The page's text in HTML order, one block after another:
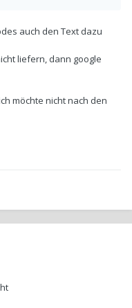
auch den Text dazu
liefern, dann google
möchte nicht nach den